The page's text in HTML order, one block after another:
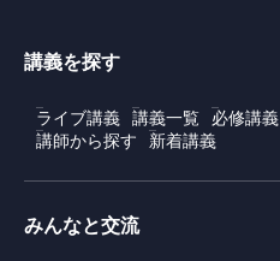
講義を探す
ライブ講義 講義一覧 必修講義
講師から探す
新着講義
みんなと交流